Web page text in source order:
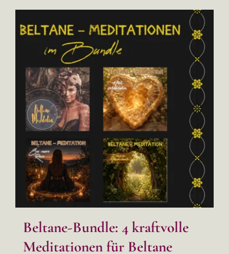
Beltane-Bundle: 4 kraftvolle
Meditationen für Beltane